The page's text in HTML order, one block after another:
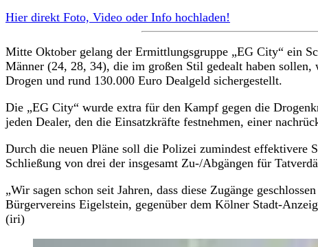
Hier direkt Foto, Video oder Info hochladen!
Mitte Oktober gelang der Ermittlungsgruppe „EG City“ ein
Männer (24, 28, 34), die im großen Stil gedealt haben
Drogen und rund 130.000 Euro Dealgeld sichergestellt.
Die „EG City“ wurde extra für den Kampf gegen die
jeden Dealer, den die Einsatzkräfte festnehmen, einer
Durch die neuen Pläne soll die Polizei zumindest effektivere
Schließung von drei der insgesamt Zu-/Abgängen für
„Wir sagen schon seit Jahren, dass diese Zugänge
Bürgervereins Eigelstein, gegenüber dem Kölner Stadt-
(iri)